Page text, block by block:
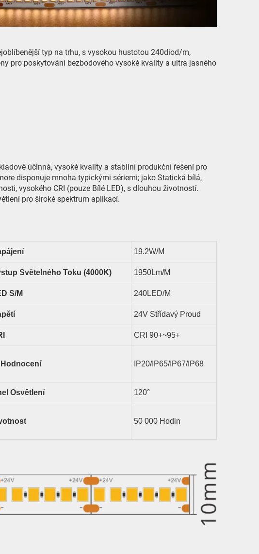
typ na trhu, s vysokou hustotou 240diod/m,
pro poskytování bezbodového vysoké kvality a ultra jasného
účinná, vysoké kvality a stabilní produkční řešení pro
disponuje mnoha typickými sériemi; jako Statická bílá,
vysokého CRI (pouze Bílé LED), s dlouhou životností.
pro široké spektrum aplikací.
19.2W/m
Světelného Toku (4000K) 1950Lm/m
S/m 240LED/M
24V Střídavý Proud
CRI 90+~95+
Hodnocení IP20/IP65/IP67/IP68
Osvětlení 120°
50 000 Hodin